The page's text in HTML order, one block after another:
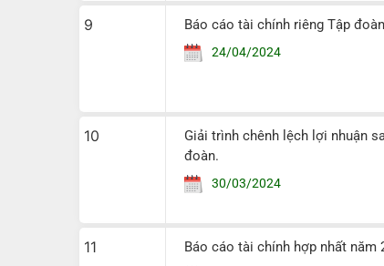
9 Báo cáo tài chính riêng Tập
24/04/2024
10
Giải trình chênh lệch lợi nhuận
đoàn.
30/03/2024
11 Báo cáo tài chính hợp nhất năm